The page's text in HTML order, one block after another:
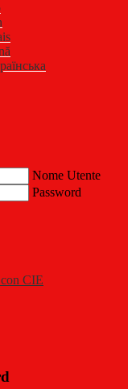
Nome Utente
Password
CIE